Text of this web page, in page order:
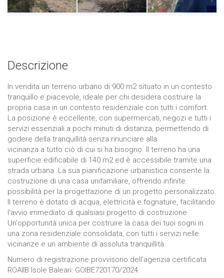
Descrizione
In vendita un terreno urbano di 900 m2 situato in un contesto
tranquillo e piacevole, ideale per chi desidera costruire la
propria casa in un contesto residenziale con tutti i comfort.
La posizione è eccellente, con supermercati, negozi e tutti i
servizi essenziali a pochi minuti di distanza, permettendo di
godere della tranquillità senza rinunciare alla
vicinanza a tutto ciò di cui si ha bisogno. Il terreno ha una
superficie edificabile di 140 m2 ed è accessibile tramite una
strada urbana. La sua pianificazione urbanistica consente la
costruzione di una casa unifamiliare, offrendo infinite
possibilità per la progettazione di un progetto personalizzato.
Il terreno è dotato di acqua, elettricità e fognature, facilitando
l'avvio immediato di qualsiasi progetto di costruzione.
Un'opportunità unica per costruire la casa dei tuoi sogni in
una zona residenziale consolidata, con tutti i servizi nelle
vicinanze e un ambiente di assoluta tranquillità.
Numero di registrazione provvisorio dell'agenzia certificata
ROAIIB Isole Baleari: GOIBE720170/2024.